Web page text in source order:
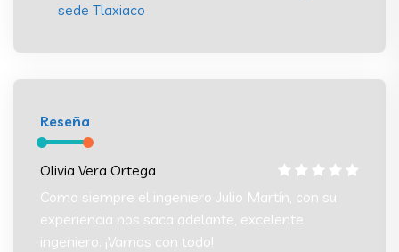
sede Tlaxiaco
Reseña
Olivia Vera Ortega
Como siempre el ingeniero Julio Martín, con su
experiencia nos saca adelante, excelente
ingeniero. ¡Vamos con todo!